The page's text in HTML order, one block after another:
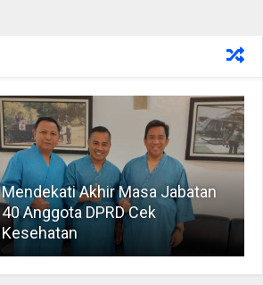
Mendekati Akhir Masa Jabatan
40 Anggota DPRD Cek
Kesehatan